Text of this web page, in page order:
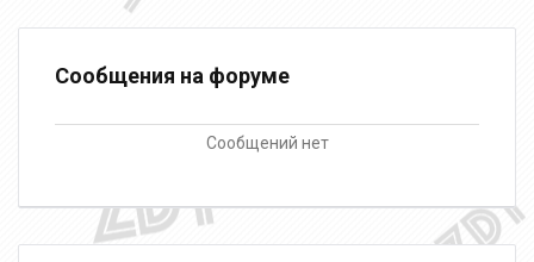
Сообщения на форуме
Сообщений нет